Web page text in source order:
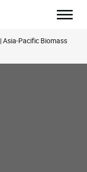
Asia-Pacific Biomass